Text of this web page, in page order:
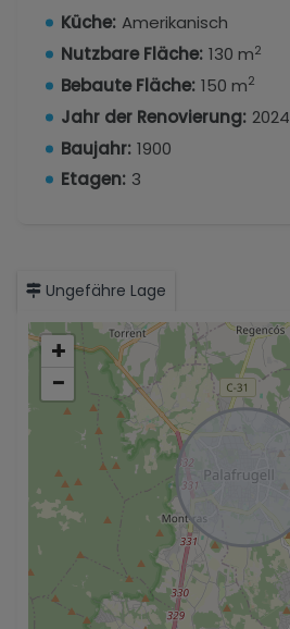
Küche: Amerikanisch
Nutzbare Fläche: 130 m2
Bebaute Fläche: 150 m2
Jahr der Renovierung: 2024
Baujahr: 1900
Etagen: 3
Ungefähre Lage
+
−